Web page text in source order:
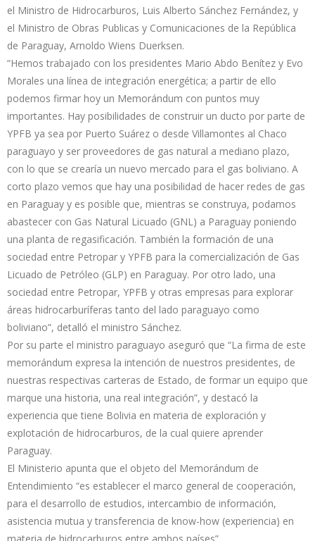
el Ministro de Hidrocarburos, Luis Alberto Sánchez Fernández, y
el Ministro de Obras Publicas y Comunicaciones de la República
de Paraguay, Arnoldo Wiens Duerksen.
“Hemos trabajado con los presidentes Mario Abdo Benítez y Evo
Morales una línea de integración energética; a partir de ello
podemos firmar hoy un Memorándum con puntos muy
importantes. Hay posibilidades de construir un ducto por parte de
YPFB ya sea por Puerto Suárez o desde Villamontes al Chaco
paraguayo y ser proveedores de gas natural a mediano plazo,
con lo que se crearía un nuevo mercado para el gas boliviano. A
corto plazo vemos que hay una posibilidad de hacer redes de gas
en Paraguay y es posible que, mientras se construya, podamos
abastecer con Gas Natural Licuado (GNL) a Paraguay poniendo
una planta de regasificación. También la formación de una
sociedad entre Petropar y YPFB para la comercialización de Gas
Licuado de Petróleo (GLP) en Paraguay. Por otro lado, una
sociedad entre Petropar, YPFB y otras empresas para explorar
áreas hidrocarburíferas tanto del lado paraguayo como
boliviano”, detalló el ministro Sánchez.
Por su parte el ministro paraguayo aseguró que “La firma de este
memorándum expresa la intención de nuestros presidentes, de
nuestras respectivas carteras de Estado, de formar un equipo que
marque una historia, una real integración”, y destacó la
experiencia que tiene Bolivia en materia de exploración y
explotación de hidrocarburos, de la cual quiere aprender
Paraguay.
El Ministerio apunta que el objeto del Memorándum de
Entendimiento “es establecer el marco general de cooperación,
para el desarrollo de estudios, intercambio de información,
asistencia mutua y transferencia de know-how (experiencia) en
materia de hidrocarburos entre ambos países”.